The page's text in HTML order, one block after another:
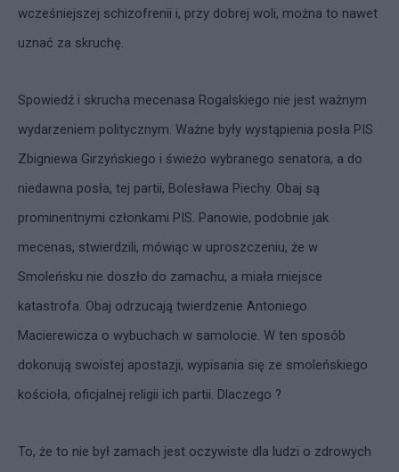
wcześniejszej schizofrenii i, przy dobrej woli, można to nawet
uznać za skruchę.
Spowiedź i skrucha mecenasa Rogalskiego nie jest ważnym
wydarzeniem politycznym. Ważne były wystąpienia posła PIS
Zbigniewa Girzyńskiego i świeżo wybranego senatora, a do
niedawna posła, tej partii, Bolesława Piechy. Obaj są
prominentnymi członkami PIS. Panowie, podobnie jak
mecenas, stwierdzili, mówiąc w uproszczeniu, że w
Smoleńsku nie doszło do zamachu, a miała miejsce
katastrofa. Obaj odrzucają twierdzenie Antoniego
Macierewicza o wybuchach w samolocie. W ten sposób
dokonują swoistej apostazji, wypisania się ze smoleńskiego
kościoła, oficjalnej religii ich partii. Dlaczego ?
To, że to nie był zamach jest oczywiste dla ludzi o zdrowych